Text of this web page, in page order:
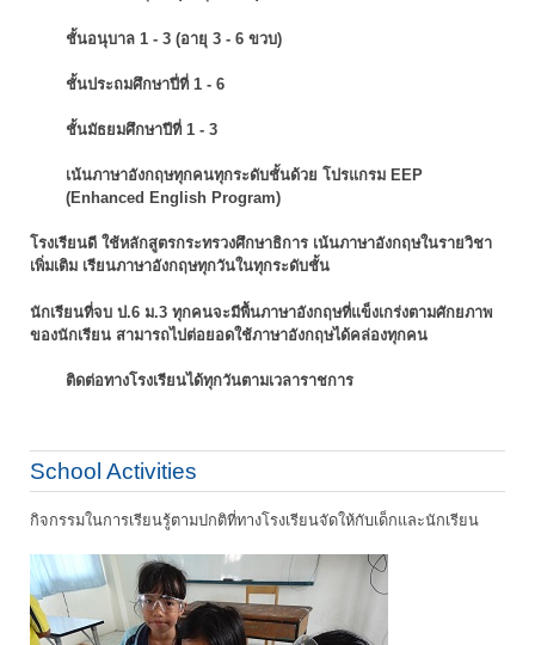
ชั้นอนุบาล 1 - 3 (อายุ 3 - 6 ขวบ)
ชั้นประถมศึกษาปี่ที่ 1 - 6
ชั้นมัธยมศึกษาปีที่ 1 - 3
เน้นภาษาอังกฤษทุกคนทุกระดับชั้นด้วย โปรแกรม EEP
(Enhanced English Program)
โรงเรียนดี ใช้หลักสูตรกระทรวงศึกษาธิการ เน้นภาษาอังกฤษในรายวิชา
เพิ่มเติม เรียนภาษาอังกฤษทุกวันในทุกระดับชั้น
นักเรียนที่จบ ป.6 ม.3 ทุกคนจะมีพื้นภาษาอังกฤษที่แข็งเกร่งตามศักยภาพ
ของนักเรียน สามารถไปต่อยอดใช้ภาษาอังกฤษได้คล่องทุกคน
ติดต่อทางโรงเรียนได้ทุกวันตามเวลาราชการ
School Activities
กิจกรรมในการเรียนรู้ตามปกติที่ทางโรงเรียนจัดให้กับเด็กและนักเรียน